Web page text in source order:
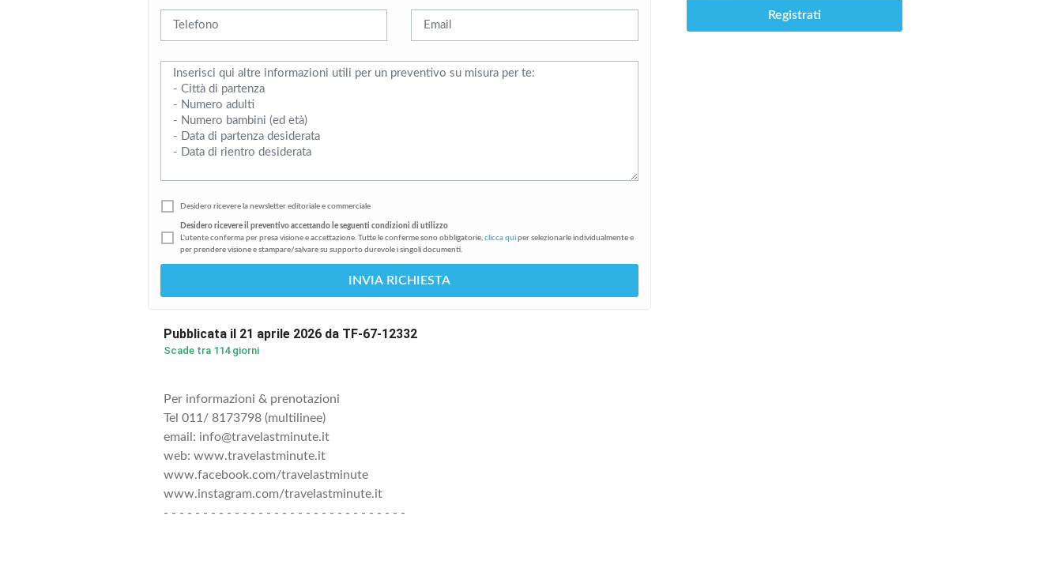
Desidero ricevere la newsletter editoriale e commerciale
Desidero ricevere il preventivo accettando le seguenti condizioni di utilizzo
L'utente conferma per presa visione e accettazione. Tutte le conferme sono obbligatorie, clicca qui per selezionarle individualmente e
per prendere visione e stampare/salvare su supporto durevole i singoli documenti.
INVIA RICHIESTA
Pubblicata il 21 aprile 2026 da TF-67-12332
Scade tra 114 giorni
Per informazioni & prenotazioni
Tel 011/ 8173798 (multilinee)
email: info@travelastminute.it
web: www.travelastminute.it
www.facebook.com/travelastminute
www.instagram.com/travelastminute.it
- - - - - - - - - - - - - - - - - - - - - - - - - - - - - - -
Registrati